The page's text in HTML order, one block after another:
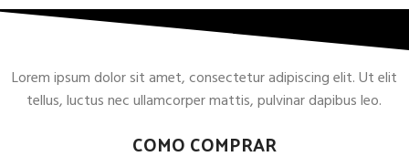
Lorem ipsum dolor sit amet, consectetur adipiscing elit. Ut elit
tellus, luctus nec ullamcorper mattis, pulvinar dapibus leo.
COMO COMPRAR